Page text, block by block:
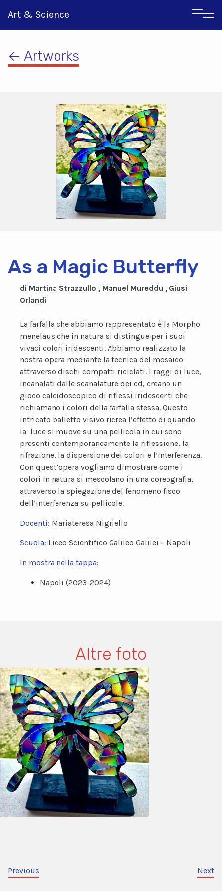
Art & Science
Ιταλικα
← Artworks
As a Magic Butterfly
di Martina Strazzullo , Manuel Mureddu , Giusi
Orlandi
La farfalla che abbiamo rappresentato è la Morpho
menelaus che in natura si distingue per i suoi
vivaci colori iridescenti. Abbiamo realizzato la
nostra opera mediante la tecnica del mosaico
attraverso dischi compatti riciclati. I raggi di luce,
incanalati dalle scanalature dei cd, creano un
gioco caleidoscopico di riflessi iridescenti che
richiamano i colori della farfalla stessa. Questo
intricato balletto visivo ricrea l’effetto di quando
la luce si muove su una pellicola in cui sono
presenti contemporaneamente la riflessione, la
rifrazione, la dispersione dei colori e l’interferenza.
Con quest’opera vogliamo dimostrare come i
colori in natura si mescolano in una coreografia,
attraverso la spiegazione del fenomeno fisco
dell’interferenza su pellicole.
Docenti: Mariateresa Nigriello
Scuola: Liceo Scientifico Galileo Galilei – Napoli
In mostra nella tappa:
Napoli (2023-2024)
Altre foto
Previous Next